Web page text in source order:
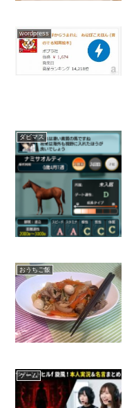
wordpress
ダビマス
おうちご飯
ゲーム